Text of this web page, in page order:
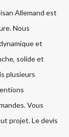
Allemand est
Nous
et
solide et
plusieurs
Vous
projet. Le devis